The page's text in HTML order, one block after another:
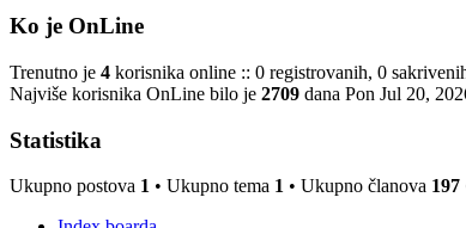
Ko je OnLine
Trenutno je 4 korisnika online :: 0 registrovanih, 0
Najviše korisnika OnLine bilo je 2709 dana Pon Jul 20,
Statistika
Ukupno postova 1 • Ukupno tema 1 • Ukupno članova 197